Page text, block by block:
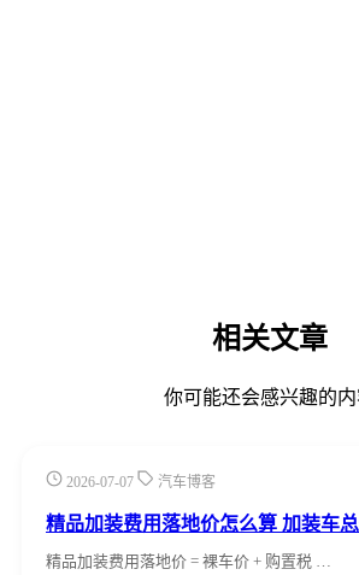
相关文章
你可能还会感兴趣的
2026-07-07 汽车博客
精品加装费用落地价怎么算 加装车
精品加装费用落地价 = 裸车价 + 购置税 …